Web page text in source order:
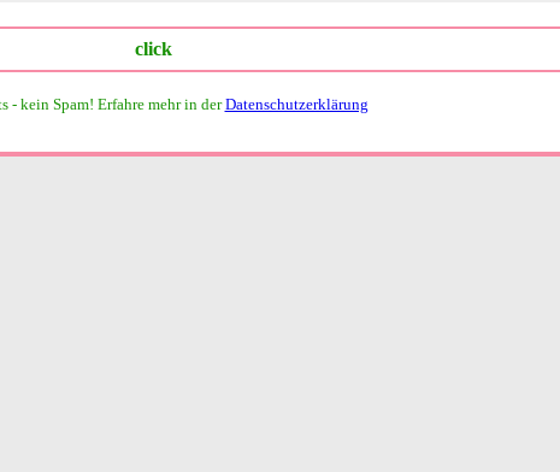
- kein Spam! Erfahre mehr in derDatenschutzerklärung